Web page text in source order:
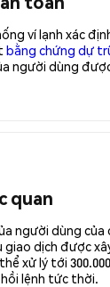
ví lạnh xác
bằng chứng dự
người dùng
quan
người dùng của
giao dịch được
xử lý tới
lệnh tức thời.